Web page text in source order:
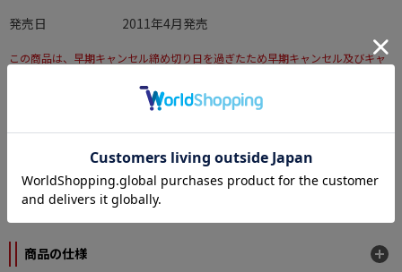
発売日
2011年4月発売
この商品は、早期キャンセル締め切り日を過ぎたため早期キャンセル及びキャ
ギャグマンガ日和
メーカー
ユウ・ティ・イー
商品の仕様